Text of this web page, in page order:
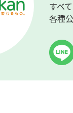
すべ
各種